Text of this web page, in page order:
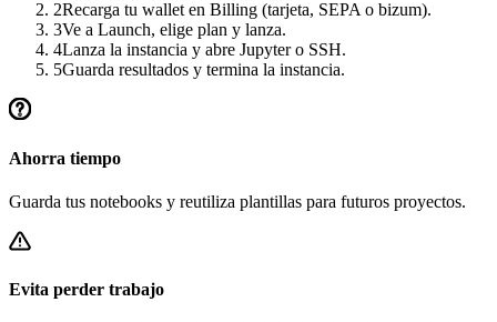
2Recarga tu wallet en Billing (tarjeta, SEPA o bizum).
3Ve a Launch, elige plan y lanza.
4Lanza la instancia y abre Jupyter o SSH.
5Guarda resultados y termina la instancia.
Ahorra tiempo
Guarda tus notebooks y reutiliza plantillas para futuros proyectos.
Evita perder trabajo